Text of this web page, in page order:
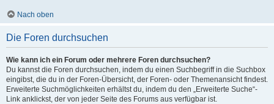
Nach oben
Die Foren durchsuchen
Wie kann ich ein Forum oder mehrere Foren durchsuchen?
Du kannst die Foren durchsuchen, indem du einen Suchbegriff in die Suchbox
eingibst, die du in der Foren-Übersicht, der Foren- oder Themenansicht findest.
Erweiterte Suchmöglichkeiten erhältst du, indem du den „Erweiterte Suche“-
Link anklickst, der von jeder Seite des Forums aus verfügbar ist.